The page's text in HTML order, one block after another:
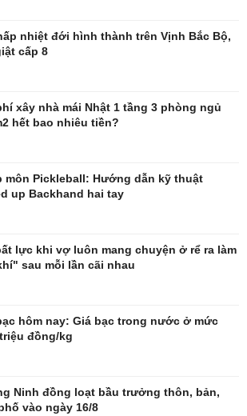
Sân khấu - Điện ảnh
nhiệt đới hình thành trên Vịnh Bắc Bộ,
cấp 8
xây nhà mái Nhật 1 tầng 3 phòng ngủ
hết bao nhiêu tiền?
môn Pickleball: Hướng dẫn kỹ thuật
up Backhand hai tay
lực khi vợ luôn mang chuyện ở rể ra làm
sau mỗi lần cãi nhau
hôm nay: Giá bạc trong nước ở mức
đồng/kg
Ninh đồng loạt bầu trưởng thôn, bản,
vào ngày 16/8